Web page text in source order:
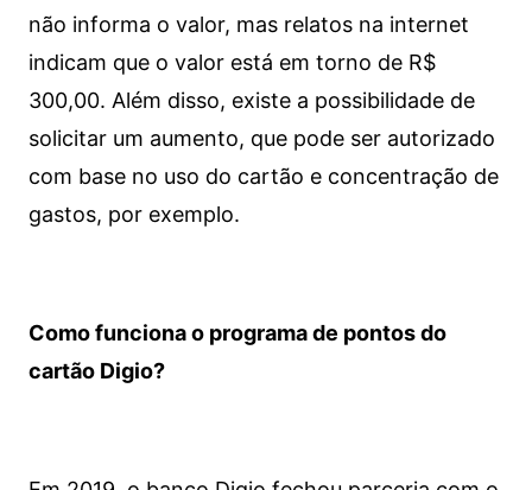
não informa o valor, mas relatos na internet
indicam que o valor está em torno de R$
300,00. Além disso, existe a possibilidade de
solicitar um aumento, que pode ser autorizado
com base no uso do cartão e concentração de
gastos, por exemplo.
Como funciona o programa de pontos do
cartão Digio?